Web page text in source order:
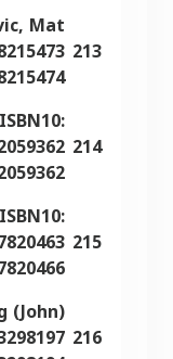
213
Mat
214
215
216
(John)